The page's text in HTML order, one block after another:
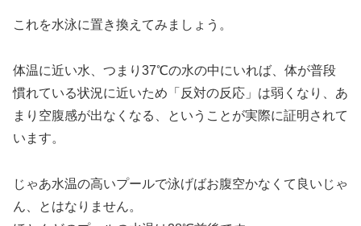
これを水泳に置き換えてみましょう。
体温に近い水、つまり37℃の水の中にいれば、体が普段
慣れている状況に近いため「反対の反応」は弱くなり、あ
まり空腹感が出なくなる、ということが実際に証明されて
います。
じゃあ水温の高いプールで泳げばお腹空かなくて良いじゃ
ん、とはなりません。